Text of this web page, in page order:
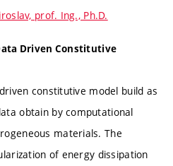
prof. Ing., Ph.D.
Driven Constitutive
constitutive model build as
obtain by computational
materials. The
of energy dissipation